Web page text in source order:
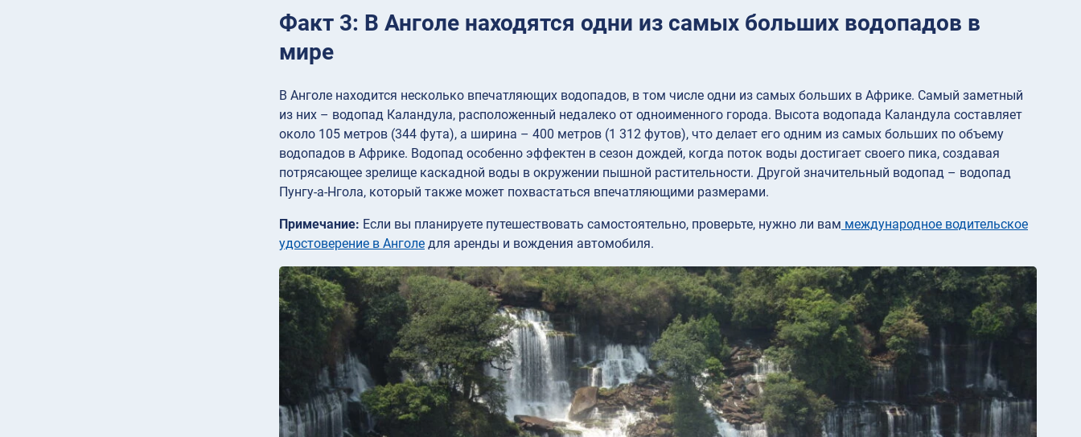
Факт 3: В Анголе находятся одни из самых больших водопадов в
мире
В Анголе находится несколько впечатляющих водопадов, в том числе одни из самых больших в Африке. Самый заметный
из них – водопад Каландула, расположенный недалеко от одноименного города. Высота водопада Каландула составляет
около 105 метров (344 фута), а ширина – 400 метров (1 312 футов), что делает его одним из самых больших по объему
водопадов в Африке. Водопад особенно эффектен в сезон дождей, когда поток воды достигает своего пика, создавая
потрясающее зрелище каскадной воды в окружении пышной растительности. Другой значительный водопад – водопад
Пунгу-а-Нгола, который также может похвастаться впечатляющими размерами.
Примечание: Если вы планируете путешествовать самостоятельно, проверьте, нужно ли вам международное водительское
удостоверение в Анголе для аренды и вождения автомобиля.